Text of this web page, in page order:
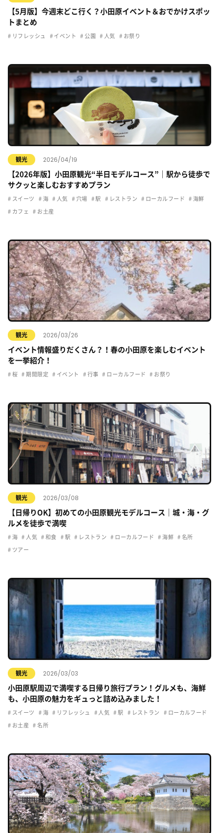
【5月版】今週末どこ行く？小田原イベント＆おでかけスポッ
トまとめ
リフレッシュ イベント 公園 人気 お祭り
観光 2026/04/19
【2026年版】小田原観光“半日モデルコース”｜駅から徒歩で
サクッと楽しむおすすめプラン
スイーツ 海 人気 穴場 駅 レストラン ローカルフード 海鮮
カフェ お土産
観光 2026/03/26
イベント情報盛りだくさん？！春の小田原を楽しむイベント
を一挙紹介！
桜 期間限定 イベント 行事 ローカルフード お祭り
観光 2026/03/08
【日帰りOK】初めての小田原観光モデルコース｜城・海・グ
ルメを徒歩で満喫
海 人気 和食 駅 レストラン ローカルフード 海鮮 名所
ツアー
観光 2026/03/03
小田原駅周辺で満喫する日帰り旅行プラン！グルメも、海鮮
も、小田原の魅力をギュっと詰め込みました！
スイーツ 海 リフレッシュ 人気 駅 レストラン ローカルフード
お土産 名所